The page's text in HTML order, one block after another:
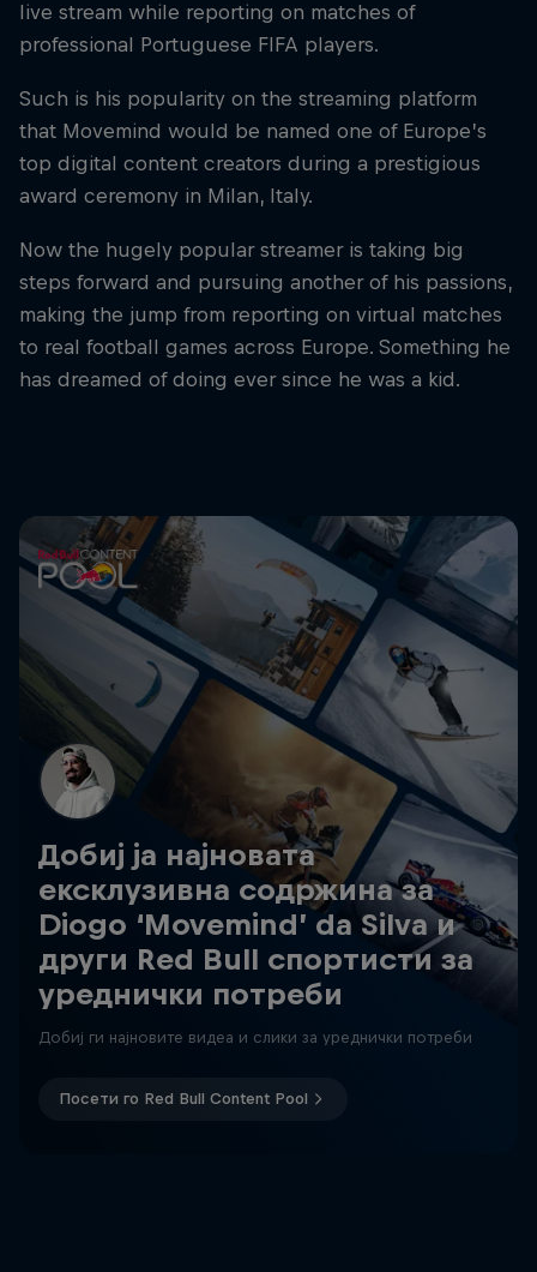
live stream while reporting on matches of
professional Portuguese FIFA players.
Such is his popularity on the streaming platform
that Movemind would be named one of Europe’s
top digital content creators during a prestigious
award ceremony in Milan, Italy.
Now the hugely popular streamer is taking big
steps forward and pursuing another of his passions,
making the jump from reporting on virtual matches
to real football games across Europe. Something he
has dreamed of doing ever since he was a kid.
Добиј ја најновата
ексклузивна содржина за
Diogo ‘Movemind’ da Silva и
други Red Bull спортисти за
уреднички потреби
Добиј ги најновите видеа и слики за уреднички потреби
Посети го Red Bull Content Pool